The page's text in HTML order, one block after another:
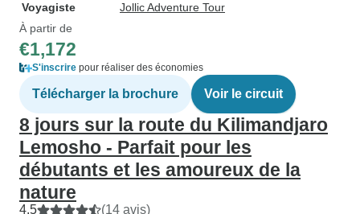
Voyagiste
Jollic Adventure Tour
À partir de
€1,172
S'inscrire pour réaliser des économies
Télécharger la brochure Voir le circuit
8 jours sur la route du Kilimandjaro
Lemosho - Parfait pour les
débutants et les amoureux de la
nature
4.5 (14 avis)